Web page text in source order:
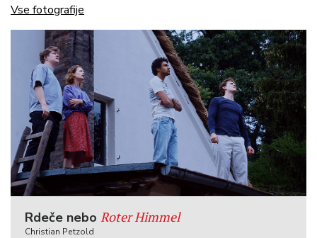
Vse fotografije
Rdeče nebo Roter Himmel
Christian Petzold